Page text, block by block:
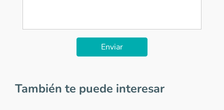
Enviar
También te puede interesar